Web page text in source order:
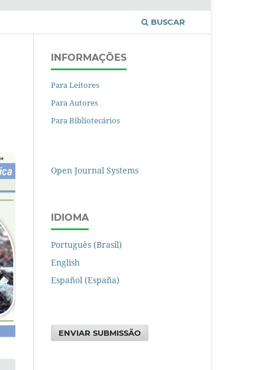
BUSCAR
INFORMAÇÕES
Para Leitores
Para Autores
Para Bibliotecários
Open Journal Systems
IDIOMA
Português (Brasil)
English
Español (España)
ENVIAR SUBMISSÃO